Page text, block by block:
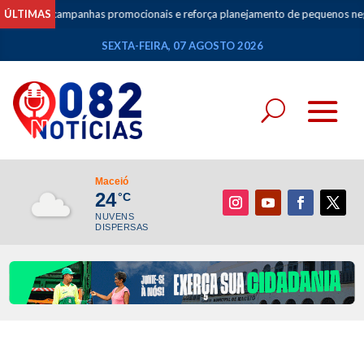
ÚLTIMASpromocionais e reforça planejamento de pequenos negócios •
SEXTA-FEIRA, 07 AGOSTO 2026
Maceió
24°C
NUVENS
DISPERSAS